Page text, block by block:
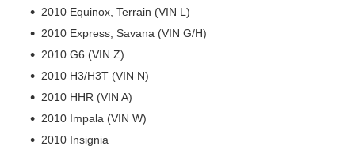
2010 Equinox, Terrain (VIN L)
2010 Express, Savana (VIN G/H)
2010 G6 (VIN Z)
2010 H3/H3T (VIN N)
2010 HHR (VIN A)
2010 Impala (VIN W)
2010 Insignia